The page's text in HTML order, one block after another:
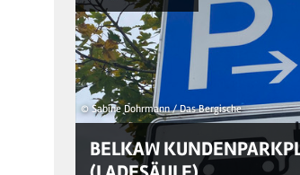
© Sabine Dohrmann / Das Bergische
BELKAW